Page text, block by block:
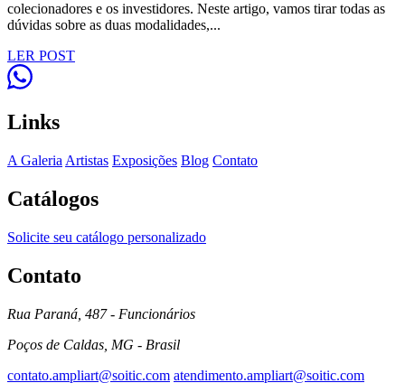
colecionadores e os investidores. Neste artigo, vamos tirar todas as
dúvidas sobre as duas modalidades,...
LER POST
Links
A Galeria Artistas Exposições Blog Contato
Catálogos
Solicite seu catálogo personalizado
Contato
Rua Paraná, 487 - Funcionários
Poços de Caldas, MG - Brasil
contato.ampliart@soitic.com atendimento.ampliart@soitic.com